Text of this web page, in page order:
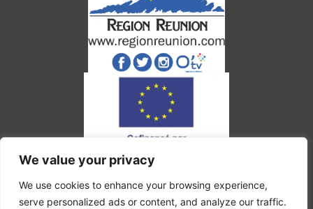
We value your privacy
We use cookies to enhance your browsing experience,
serve personalized ads or content, and analyze our traffic.
Ce site a été financé par l'Union Européenne dans le cadre du programme FEDER-
La Réunion.